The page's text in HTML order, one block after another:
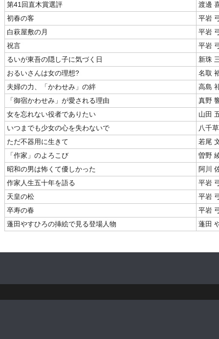
第41回直木賞選評
渡邊
初春の客
平岩
白萩屋敷の月
平岩
祝言
平岩
るいが東吾の隠し子に気づく日
新珠
おるいさんは女の理想?
名取
夫婦の力、「かわせみ」の絆
高島
「御宿かわせみ」が愛される理由
真野
女を忘れない役者でありたい
山田
いつまでも少女の心を失わないで
八千
ただ不器用に生きて
若尾
「作家」のよろこび
曽野
昭和の男は怖くて優しかった
阿川
作家人生五十年を語る
平岩
天皇の松
平岩
卒寿の春
平岩
蓬田やすひろの挿絵で見る登場人物
蓬田